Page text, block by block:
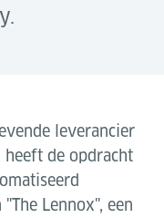
leverancier
de opdracht
Lennox", een